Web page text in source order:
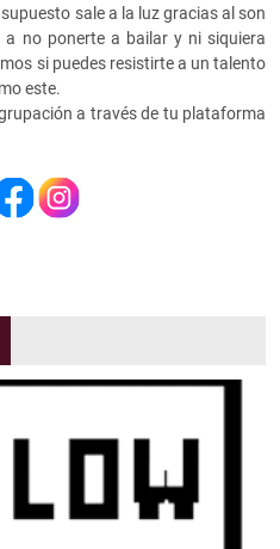
sale a la luz gracias al son
no ponerte a bailar y ni siquiera
si puedes resistirte a un talento
este.
a través de tu plataforma